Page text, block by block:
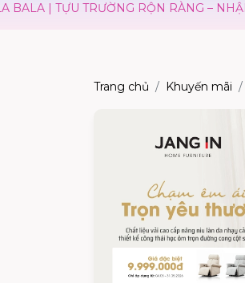
| TỰU TRƯỜNG RỘN RÀNG – NHẬN
Trang chủ Khuyến mãi